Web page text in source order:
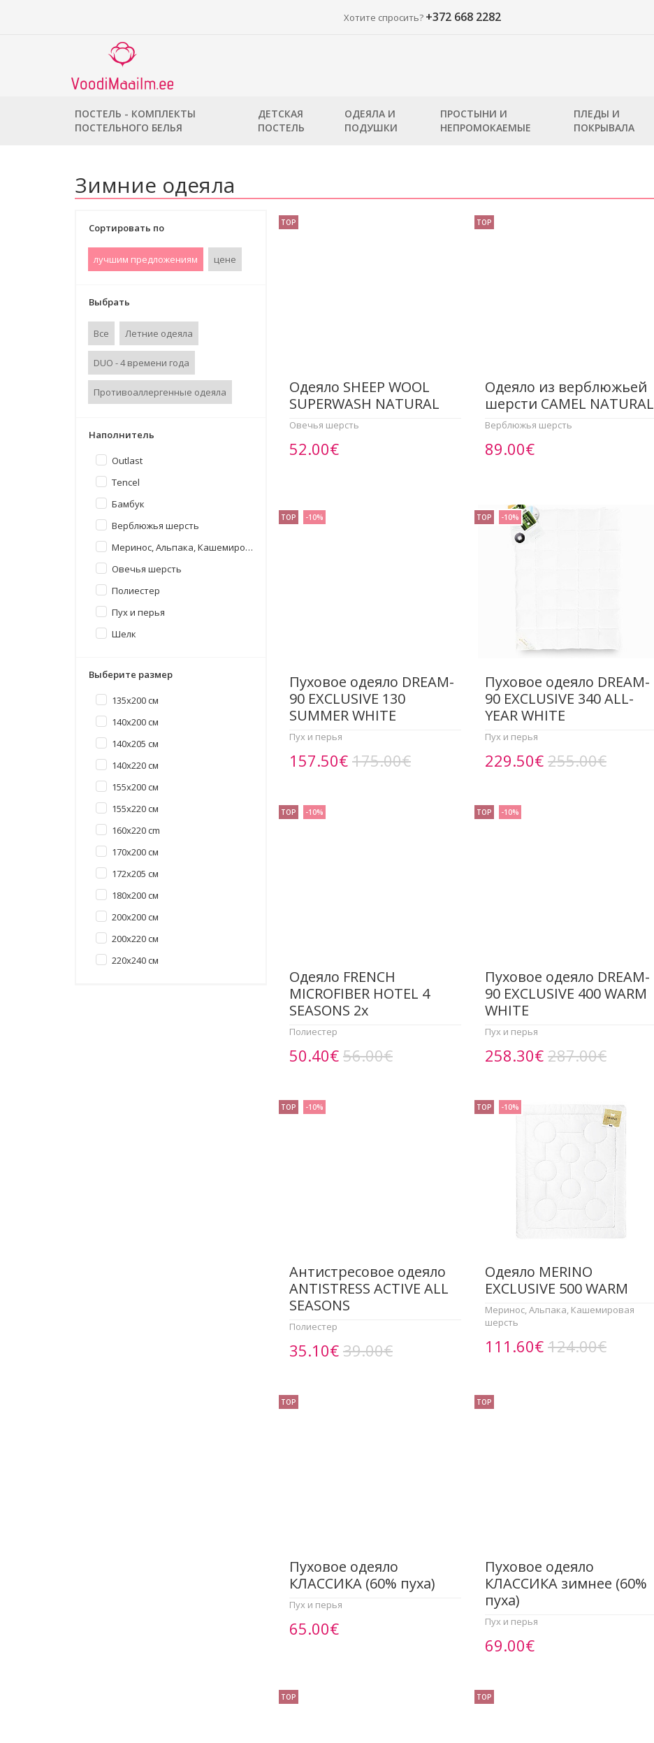
Хотите спросить? +372 668 2282
ПОСТЕЛЬ - КОМПЛЕКТЫ
ПОСТЕЛЬНОГО БЕЛЬЯ
ДЕТСКАЯ
ПОСТЕЛЬ
ОДЕЯЛА И
ПОДУШКИ
ПРОСТЫНИ И
НЕПРОМОКАЕМЫЕ
ПЛЕДЫ И
ПОКРЫВАЛА
Зимние одеяла
Сортировать по
лучшим предложениям цене
Выбрать
Все Летние одеяла
DUO - 4 времени года
Противоаллергенные одеяла
Наполнитель
Outlast
Tencel
Бамбук
Верблюжья шерсть
Меринос, Альпака, Кашемировая шерсть
Овечья шерсть
Полиестер
Пух и перья
Шелк
Выберите размер
135x200 см
140x200 см
140x205 см
140x220 см
155x200 см
155x220 см
160x220 cm
170x200 см
172x205 см
180x200 см
200x200 см
200x220 см
220x240 см
TOP
Одеяло SHEEP WOOL
SUPERWASH NATURAL
Овечья шерсть
52.00€
TOP
Одеяло из верблюжьей
шерсти CAMEL NATURAL
Верблюжья шерсть
89.00€
TOP -10%
Пуховое одеяло DREAM-
90 EXCLUSIVE 130
SUMMER WHITE
Пух и перья
157.50€ 175.00€
TOP -10%
Пуховое одеяло DREAM-
90 EXCLUSIVE 340 ALL-
YEAR WHITE
Пух и перья
229.50€ 255.00€
TOP -10%
Одеяло FRENCH
MICROFIBER HOTEL 4
SEASONS 2x
Полиестер
50.40€ 56.00€
TOP -10%
Пуховое одеяло DREAM-
90 EXCLUSIVE 400 WARM
WHITE
Пух и перья
258.30€ 287.00€
TOP -10%
Антистресовое одеяло
ANTISTRESS ACTIVE ALL
SEASONS
Полиестер
35.10€ 39.00€
TOP -10%
Одеяло MERINO
EXCLUSIVE 500 WARM
Меринос, Альпака, Кашемировая
шерсть
111.60€ 124.00€
TOP
Пуховое одеяло
КЛАССИКА (60% пуха)
Пух и перья
65.00€
TOP
Пуховое одеяло
КЛАССИКА зимнее (60%
пуха)
Пух и перья
69.00€
TOP TOP